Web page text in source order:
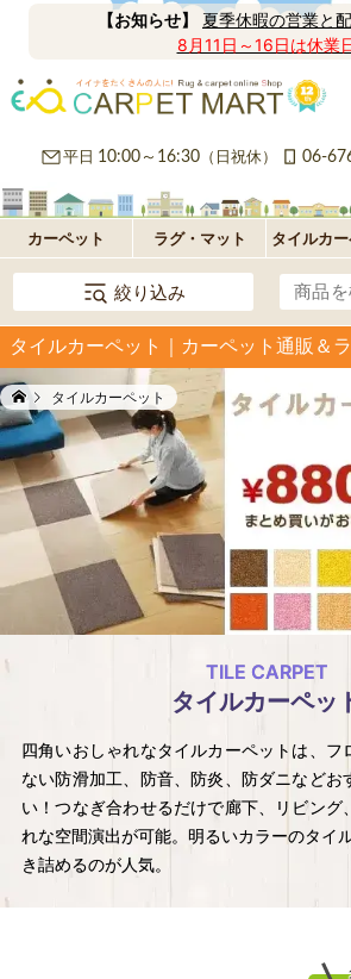
【お知らせ】
夏季休暇の営業と
8月11日～16日は休業
平日 10:00～16:30 （日祝休） 06-
カーペット ラグ・マット タイルカ
絞り込み
タイルカーペット｜カーペット通販＆
タイルカーペット
TILE CARPET
タイルカーペッ
四角いおしゃれなタイルカーペットは、フ
ない防滑加工、防音、防炎、防ダニなどお
い！つなぎ合わせるだけで廊下、リビング
れな空間演出が可能。明るいカラーのタイ
き詰めるのが人気。